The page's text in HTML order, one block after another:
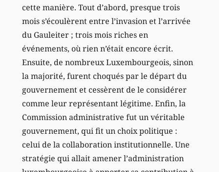
cette manière. Tout d’abord, presque trois
mois s’écoulèrent entre l’invasion et l’arrivée
du Gauleiter ; trois mois riches en
événements, où rien n’était encore écrit.
Ensuite, de nombreux Luxembourgeois, sinon
la majorité, furent choqués par le départ du
gouvernement et cessèrent de le considérer
comme leur représentant légitime. Enfin, la
Commission administrative fut un véritable
gouvernement, qui fit un choix politique :
celui de la collaboration institutionnelle. Une
stratégie qui allait amener l’administration